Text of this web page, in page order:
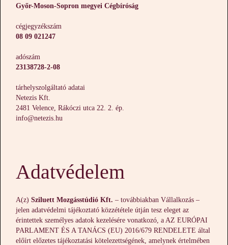
Győr-Moson-Sopron megyei Cégbíróság
cégjegyzékszám
08 09 021247
adószám
23138728-2-08
tárhelyszolgáltató adatai
Netezis Kft.
2481 Velence, Rákóczi utca 22. 2. ép.
info@netezis.hu
Adatvédelem
A(z)Sziluett Mozgásstúdió Kft. – továbbiakban Vállalkozás –
jelen adatvédelmi tájékoztató közzététele útján tesz eleget az
érintettek személyes adatok kezelésére vonatkozó, a AZ EURÓPAI
PARLAMENT ÉS A TANÁCS (EU) 2016/679 RENDELETE által
előírt előzetes tájékoztatási kötelezettségének, amelynek értelmében